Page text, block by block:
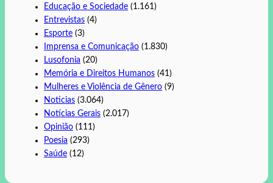
Educação e Sociedade (1.161)
Entrevistas (4)
Esporte (3)
Imprensa e Comunicação (1.830)
Lusofonia (20)
Memória e Direitos Humanos (41)
Mulheres e Violência de Gênero (9)
Noticias (3.064)
Notícias Gerais (2.017)
Opinião (111)
Poesia (293)
Saúde (12)